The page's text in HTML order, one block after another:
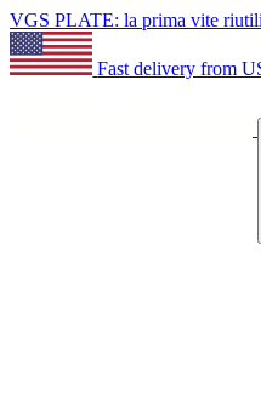
VGS PLATE: la prima vite
Fast delivery from